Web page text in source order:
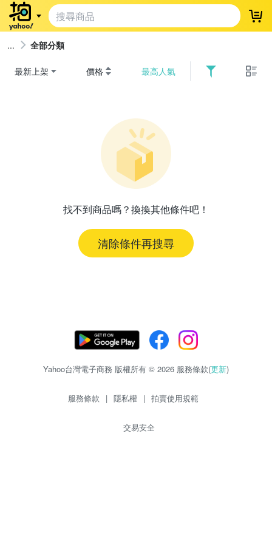
登
全部分類
最新上架 價格 最高人氣
找不到商品嗎？換換其他條件吧！
清除條件再搜尋
Yahoo台灣電子商務 版權所有 © 2026 服務條款(更新)
服務條款 | 隱私權 | 拍賣使用規範
交易安全